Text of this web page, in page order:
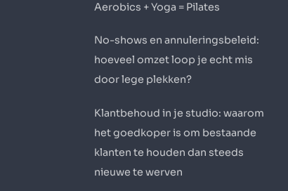
Aerobics + Yoga = Pilates
No-shows en annuleringsbeleid:
hoeveel omzet loop je echt mis
door lege plekken?
Klantbehoud in je studio: waarom
het goedkoper is om bestaande
klanten te houden dan steeds
nieuwe te werven